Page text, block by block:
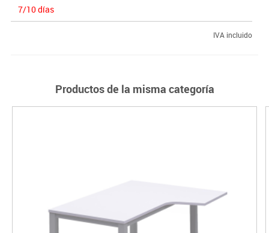
7/10 días
IVA incluido
Productos de la misma categoría